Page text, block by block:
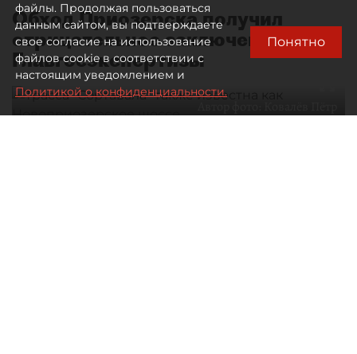
Обход Приозерска получил
отрицательное заключение
Главгосэкспертизы
файлы. Продолжая пользоваться
данным сайтом, вы подтверждаете
свое согласие на использование
файлов cookie в соответствии с
настоящим уведомлением и
Политикой о конфиденциальности.
Понятно